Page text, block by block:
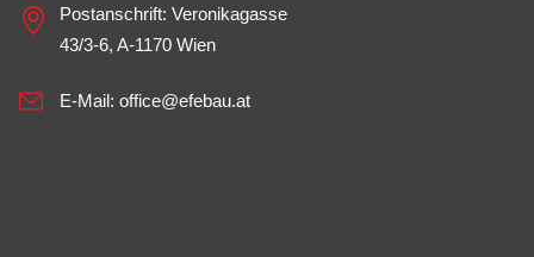
Postanschrift: Veronikagasse
43/3-6, A-1170 Wien
E-Mail: office@efebau.at